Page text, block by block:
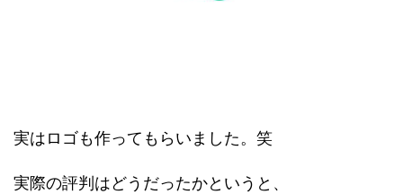
実はロゴも作ってもらいました。笑
実際の評判はどうだったかというと、